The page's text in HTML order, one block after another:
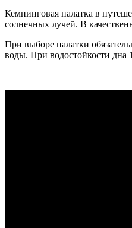
Кемпинговая палатка в
солнечных лучей. В
При выборе палатки
воды. При водостойкости дна